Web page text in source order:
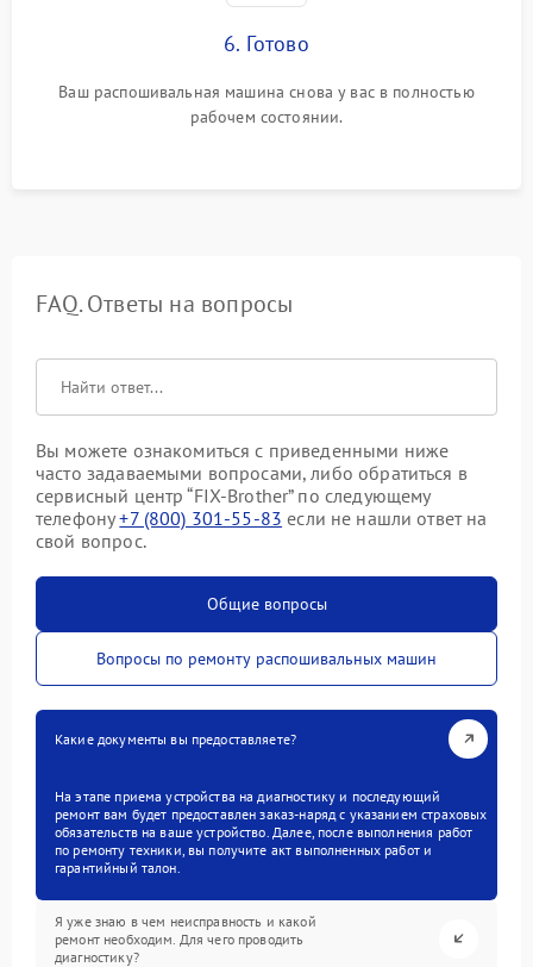
6. Готово
Ваш распошивальная машина снова у вас в полностью
рабочем состоянии.
FAQ. Ответы на вопросы
Вы можете ознакомиться с приведенными ниже
часто задаваемыми вопросами, либо обратиться в
сервисный центр “FIX-Brother” по следующему
телефону+7 (800) 301-55-83 если не нашли ответ на
свой вопрос.
Общие вопросы
Вопросы по ремонту распошивальных машин
Какие документы вы предоставляете?
На этапе приема устройства на диагностику и последующий
ремонт вам будет предоставлен заказ-наряд с указанием страховых
обязательств на ваше устройство. Далее, после выполнения работ
по ремонту техники, вы получите акт выполненных работ и
гарантийный талон.
Я уже знаю в чем неисправность и какой
ремонт необходим. Для чего проводить
диагностику?